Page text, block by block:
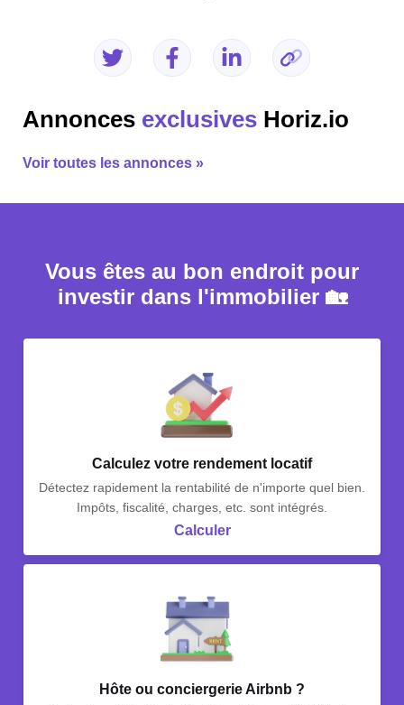
Annonces exclusives Horiz.io
Voir toutes les annonces »
Vous êtes au bon endroit pour
investir dans l'immobilier 🏡
Calculez votre rendement locatif
Détectez rapidement la rentabilité de n'importe quel bien.
Impôts, fiscalité, charges, etc. sont intégrés.
Calculer
Hôte ou conciergerie Airbnb ?